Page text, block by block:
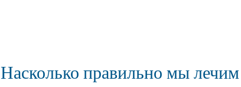
Насколько правильно мы лечим